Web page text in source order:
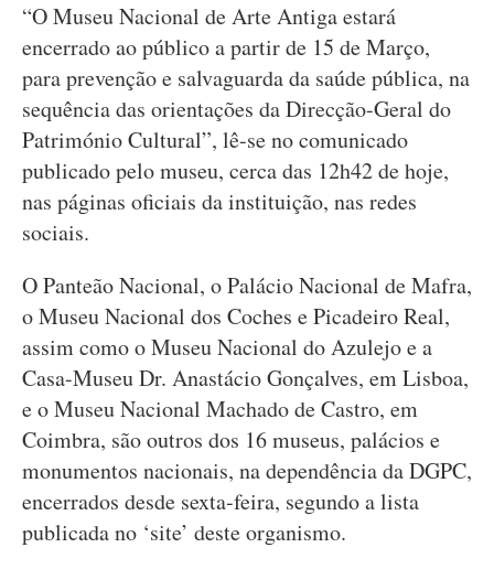
“O Museu Nacional de Arte Antiga estará
encerrado ao público a partir de 15 de Março,
para prevenção e salvaguarda da saúde pública, na
sequência das orientações da Direcção-Geral do
Património Cultural”, lê-se no comunicado
publicado pelo museu, cerca das 12h42 de hoje,
nas páginas oficiais da instituição, nas redes
sociais.
O Panteão Nacional, o Palácio Nacional de Mafra,
o Museu Nacional dos Coches e Picadeiro Real,
assim como o Museu Nacional do Azulejo e a
Casa-Museu Dr. Anastácio Gonçalves, em Lisboa,
e o Museu Nacional Machado de Castro, em
Coimbra, são outros dos 16 museus, palácios e
monumentos nacionais, na dependência da DGPC,
encerrados desde sexta-feira, segundo a lista
publicada no ‘site’ deste organismo.